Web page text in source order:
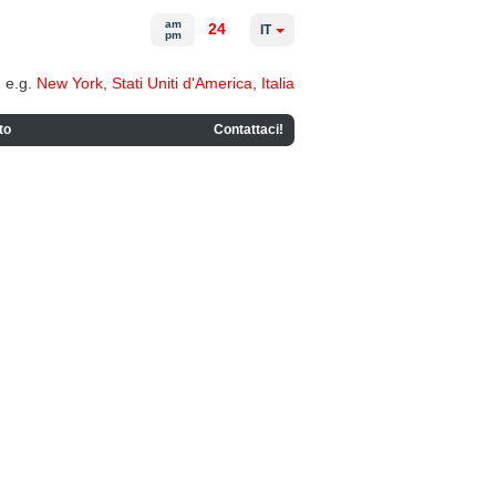
e.g. New York Stati Uniti d'America Italia
Contattaci!
am
pm
24 IT